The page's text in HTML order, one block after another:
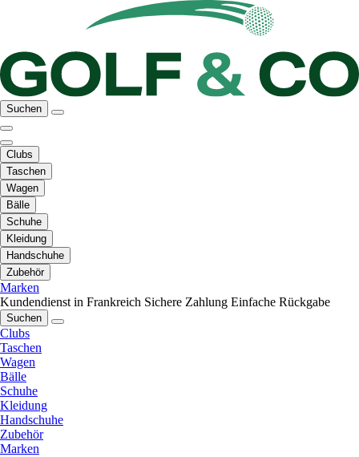
Suchen
Clubs
Taschen
Wagen
Bälle
Schuhe
Kleidung
Handschuhe
Zubehör
Marken
Kundendienst in Frankreich Sichere Zahlung Einfache Rückgabe
Suchen
Clubs
Taschen
Wagen
Bälle
Schuhe
Kleidung
Handschuhe
Zubehör
Marken